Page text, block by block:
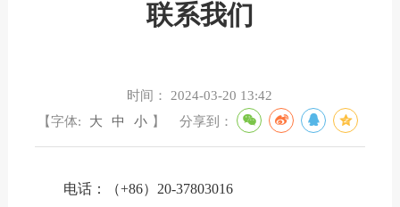
联系我们
时间：
2024-03-20 13:42
【字体:
大 中 小 】 分享到：
电话：（+86） 20-37803016